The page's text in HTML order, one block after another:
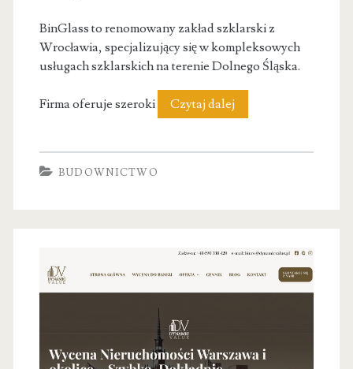
BinGlass to renomowany zakład szklarski z
Wrocławia, specjalizujący się w kompleksowych
usługach szklarskich na terenie Dolnego Śląska.
Firma oferuje szeroki Czytaj dalejBinglass
BUDOWNICTWO